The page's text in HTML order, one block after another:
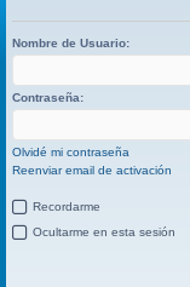
Nombre de Usuario:
Contraseña:
Olvidé mi contraseña
Reenviar email de activación
Recordarme
Ocultarme en esta sesión